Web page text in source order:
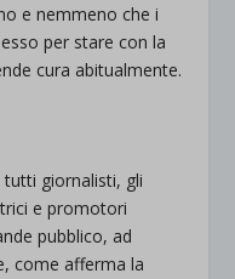
e nemmeno che i
per stare con la
cura abitualmente.
tutti giornalisti, gli
e promotori
pubblico, ad
come afferma la